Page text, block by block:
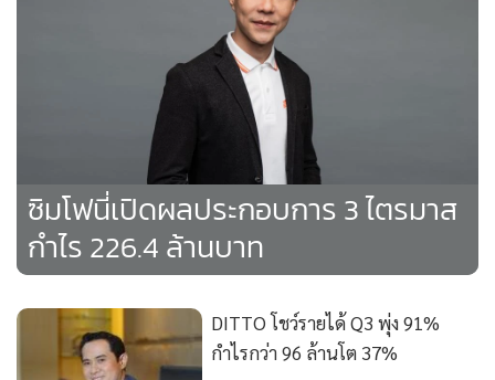
“จีเอเบิลเป็นเจ้าของเทคโนโลยี พัฒนาซอฟต์แวร์เป็นของตนเอง
(Software Platform) ซึ่งมีการเติบโตในระดับสูง โดยในช่วง 9
เดือนแรกปี 2566 รายได้จากกลุ่มธุรกิจบริการซอฟต์แวร์
แพลตฟอร์มเพิ่มขึ้นร้อยละ 77 จากช่วงเดียวกันของปีก่อน และมี
อัตรากำไรขั้นต้นในระดับสูงเกิน 50% และเป็นหนึ่งในปัจจัย
สำคัญในการสร้างความแตกต่างทางการแข่งขันของกลุ่มบริษัทที่
เหนือกว่าคู่แข่ง" ดร.ชัยยุทธ ทิ้งท้าย "นอกจากนี้ จีเอเบิลยังมี
ซอฟต์แวร์แพลตฟอร์มเป็นของตนเองเพิ่มเติมอยู่ระหว่างการ
พัฒนาและพร้อมนำเสนอแก่ลูกค้าเพื่อสร้างรายได้ให้กลุ่มบริษัท
ในอนาคต รวมถึงการศึกษาความเป็นไปได้ และพร้อมต่อยอดไป
ยังซอฟต์แวร์ด้านอื่นๆ อย่างต่อเนื่อง เพื่อสร้าง Ecosystem ของ
กลุ่มบริษัทให้สมบูรณ์มากยิ่งขึ้น”
ซิมโฟนี่เปิดผลประกอบการ 3 ไตรมาส
กำไร 226.4 ล้านบาท
DITTO โชว์รายได้ Q3 พุ่ง 91%
กำไรกว่า 96 ล้านโต 37%